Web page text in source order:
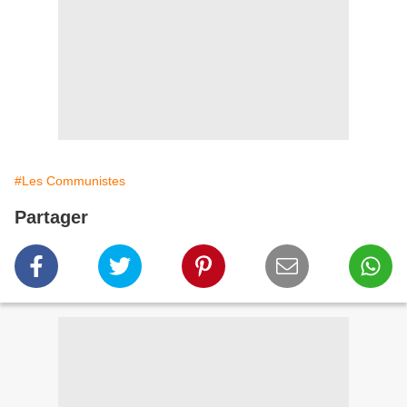
#Les Communistes
Partager